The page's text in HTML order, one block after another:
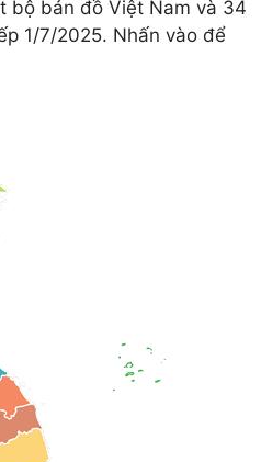
bộ bản đồ Việt Nam và 34
1/7/2025. Nhấn vào để